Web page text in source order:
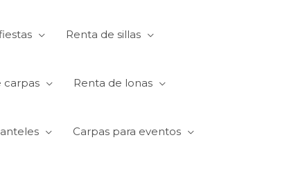
Renta de sillas
carpas Renta de lonas
Carpas para eventos